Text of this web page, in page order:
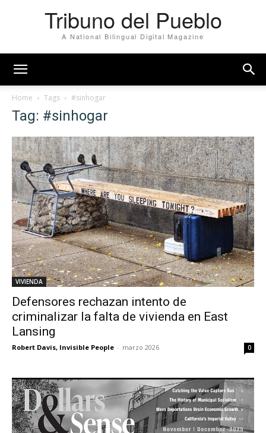
Tribuno del Pueblo
A National Bilingual Digital Magazine
Home Tags #sinhogar
Tag: #sinhogar
VIVIENDA
Defensores rechazan intento de
criminalizar la falta de vivienda en East
Lansing
Robert Davis, Invisible People - marzo 2026 0